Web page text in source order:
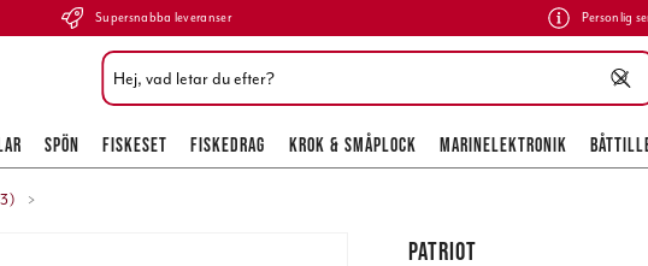
Supersnabba leveranser Personlig
SPÖN FISKESET FISKEDRAG KROK & SMÅPLOCK MARINELEKTRONIK
Patriot